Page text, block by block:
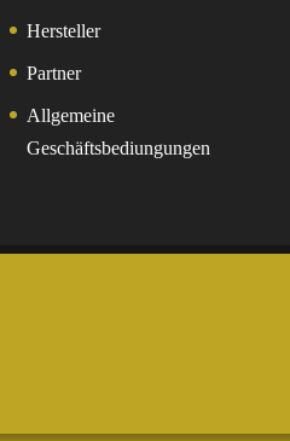
Hersteller
Partner
Allgemeine
Geschäftsbediungungen